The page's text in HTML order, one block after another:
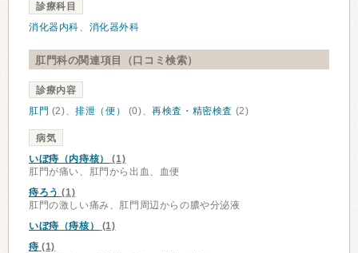
診療科目
消化器内科、 消化器外科
肛門科の関連項目（口コミ検索）
診療内容
肛門 (2)、排泄（便） (0)、再検査・精密検査 (2)
病気
いぼ痔（内痔核）
(1)
肛門が痛い、肛門から出血、血便
痔ろう (1)
肛門の激しい痛み、肛門周辺からの膿や分泌液
いぼ痔（痔核）
(1)
痔 (1)